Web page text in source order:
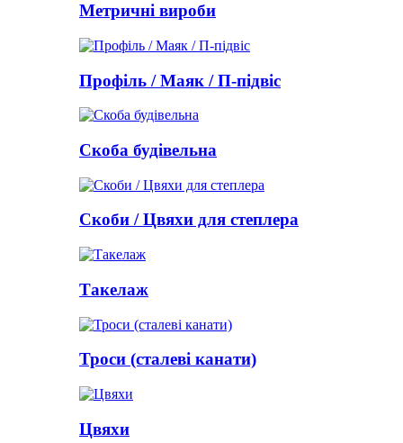
Метричні вироби
Профіль / Маяк / П-підвіс
Скоба будівельна
Скоби / Цвяхи для степлера
Такелаж
Троси (сталеві канати)
Цвяхи